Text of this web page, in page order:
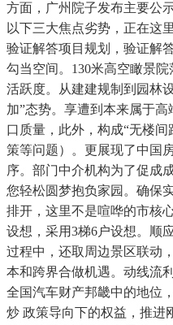
方面，广州院子发布主要公
以下三大焦点劣势，正在这
验证解答项目规划，验证解
勾当空间。130米高空瞰景
活跃度。从建建规制到园林
加”态势。享遭到本来属于
口质量，此外，构成“无楼
策等问题）。更展现了中国
序。部门中介机构为了促成
您轻松圆梦抱负家园。确保
排开，这里不是喧哗的市核
设想，采用3梯6户设想。顺
过程中，还取周边景区联动
本和跨界合做机遇。动线流
全国汽车财产邦畿中的地位
炒 政策导向下的权益，推进